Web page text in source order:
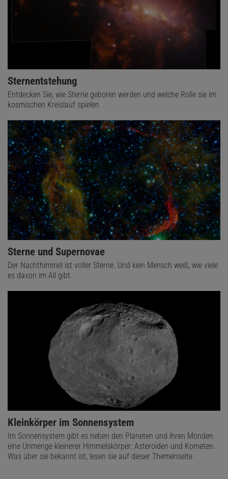
Sternentstehung
Entdecken Sie, wie Sterne geboren werden und welche Rolle sie im
kosmischen Kreislauf spielen
Sterne und Supernovae
Der Nachthimmel ist voller Sterne. Und kein Mensch weiß, wie viele
es davon im All gibt.
Kleinkörper im Sonnensystem
Im Sonnensystem gibt es neben den Planeten und ihren Monden
eine Unmenge kleinerer Himmelskörper: Asteroiden und Kometen.
Was über sie bekannt ist, lesen sie auf dieser Themenseite